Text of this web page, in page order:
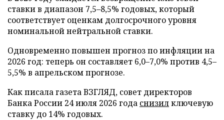
ставки в диапазон 7,5–8,5% годовых, который
соответствует оценкам долгосрочного уровня
номинальной нейтральной ставки.
Одновременно повышен прогноз по инфляции на
2026 год: теперь он составляет 6,0–7,0% против 4,5–
5,5% в апрельском прогнозе.
Как писала газета ВЗГЛЯД, совет директоров
Банка России 24 июля 2026 года снизилключевую
ставку до 14% годовых.